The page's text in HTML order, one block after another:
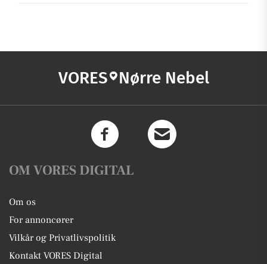
VORES Nørre Nebel
OM VORES DIGITAL
Om os
For annoncører
Vilkår og Privatlivspolitik
Kontakt VORES Digital